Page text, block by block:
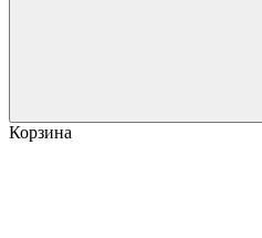
Корзина